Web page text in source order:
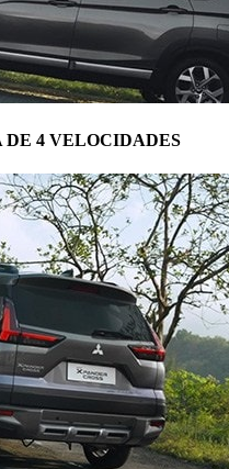
4 VELOCIDADES